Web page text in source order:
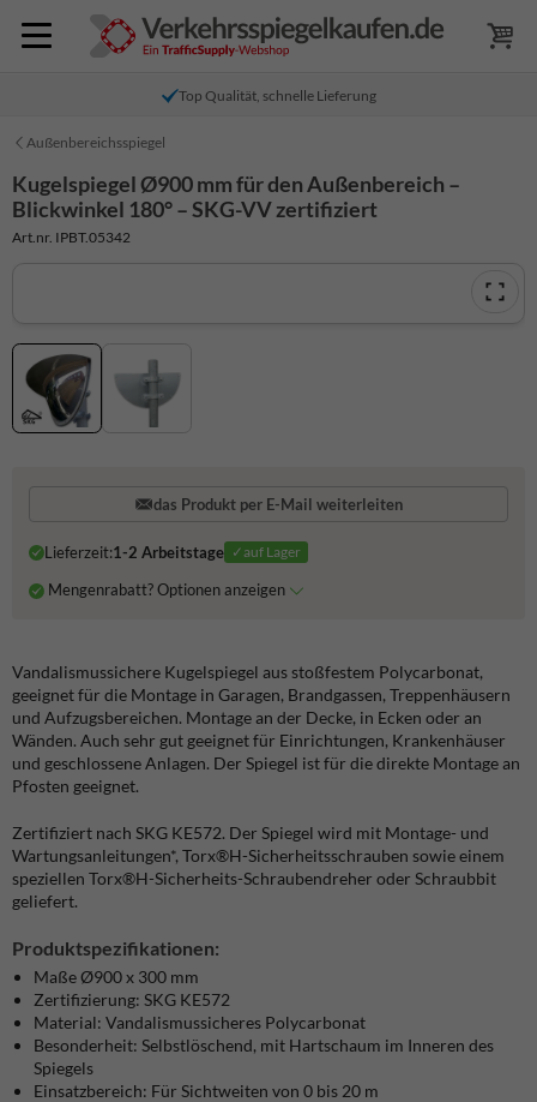
Top Qualität, schnelle Lieferung
Außenbereichsspiegel
Kugelspiegel Ø900 mm für den Außenbereich –
Blickwinkel 180° – SKG-VV zertifiziert
Art.nr. IPBT.05342
das Produkt per E-Mail weiterleiten
Lieferzeit:1-2 Arbeitstage ✓auf Lager
Mengenrabatt? Optionen anzeigen
Vandalismussichere Kugelspiegel aus stoßfestem Polycarbonat,
geeignet für die Montage in Garagen, Brandgassen, Treppenhäusern
und Aufzugsbereichen. Montage an der Decke, in Ecken oder an
Wänden. Auch sehr gut geeignet für Einrichtungen, Krankenhäuser
und geschlossene Anlagen. Der Spiegel ist für die direkte Montage an
Pfosten geeignet.
Zertifiziert nach SKG KE572. Der Spiegel wird mit Montage- und
Wartungsanleitungen*, Torx®H-Sicherheitsschrauben sowie einem
speziellen Torx®H-Sicherheits-Schraubendreher oder Schraubbit
geliefert.
Produktspezifikationen:
Maße Ø900 x 300 mm
Zertifizierung: SKG KE572
Material: Vandalismussicheres Polycarbonat
Besonderheit: Selbstlöschend, mit Hartschaum im Inneren des
Spiegels
Einsatzbereich: Für Sichtweiten von 0 bis 20 m